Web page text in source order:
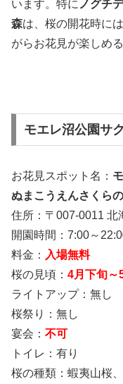
います。特に ノグチ
森は、桜の開花時に
がらお花見が楽しめ
モエレ沼公園サ
お花見スポット名：
ぬまこうえんさくら
住所：〒007-0011 北
開園時間：7:00～
料金： 入場無料
桜の見頃： 4月下旬～
ライトアップ：無し
桜祭り：無し
宴会： 不可
トイレ：有り
桜の種類：蝦夷山桜